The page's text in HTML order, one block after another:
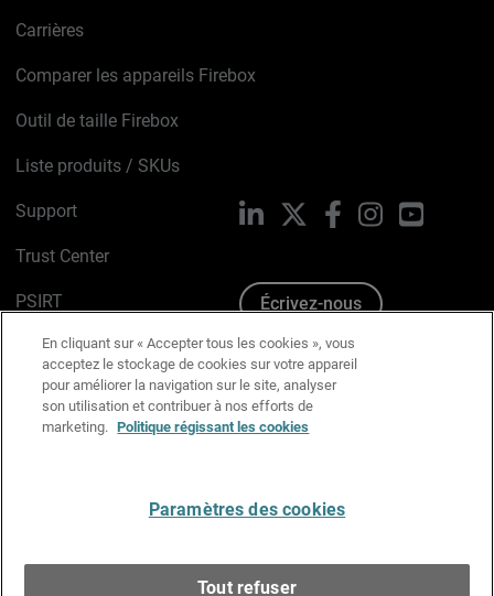
Carrières
Comparer les appareils Firebox
Outil de taille Firebox
Liste produits / SKUs
Support
Trust Center
PSIRT
Avis sur les cookies
Politique de confidentialité
Charte Graphique
LinkedIn FacebookInstagramYouTube
Écrivez-nous
En cliquant sur « Accepter tous les cookies », vous
acceptez le stockage de cookies sur votre appareil
pour améliorer la navigation sur le site, analyser
son utilisation et contribuer à nos efforts de
marketing. Politique régissant les cookies
Paramètres des cookies
Tout refuser